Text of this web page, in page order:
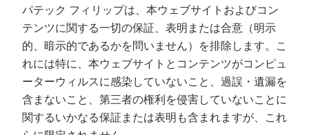
パテック フィリップは、本ウェブサイトおよびコン
テンツに関する一切の保証、表明または合意（明示
的、暗示的であるかを問いません）を排除します。こ
れには特に、本ウェブサイトとコンテンツがコンピュ
ーターウィルスに感染していないこと、過誤・遺漏を
含まないこと、第三者の権利を侵害していないことに
関するいかなる保証または表明も含まれますが、これ